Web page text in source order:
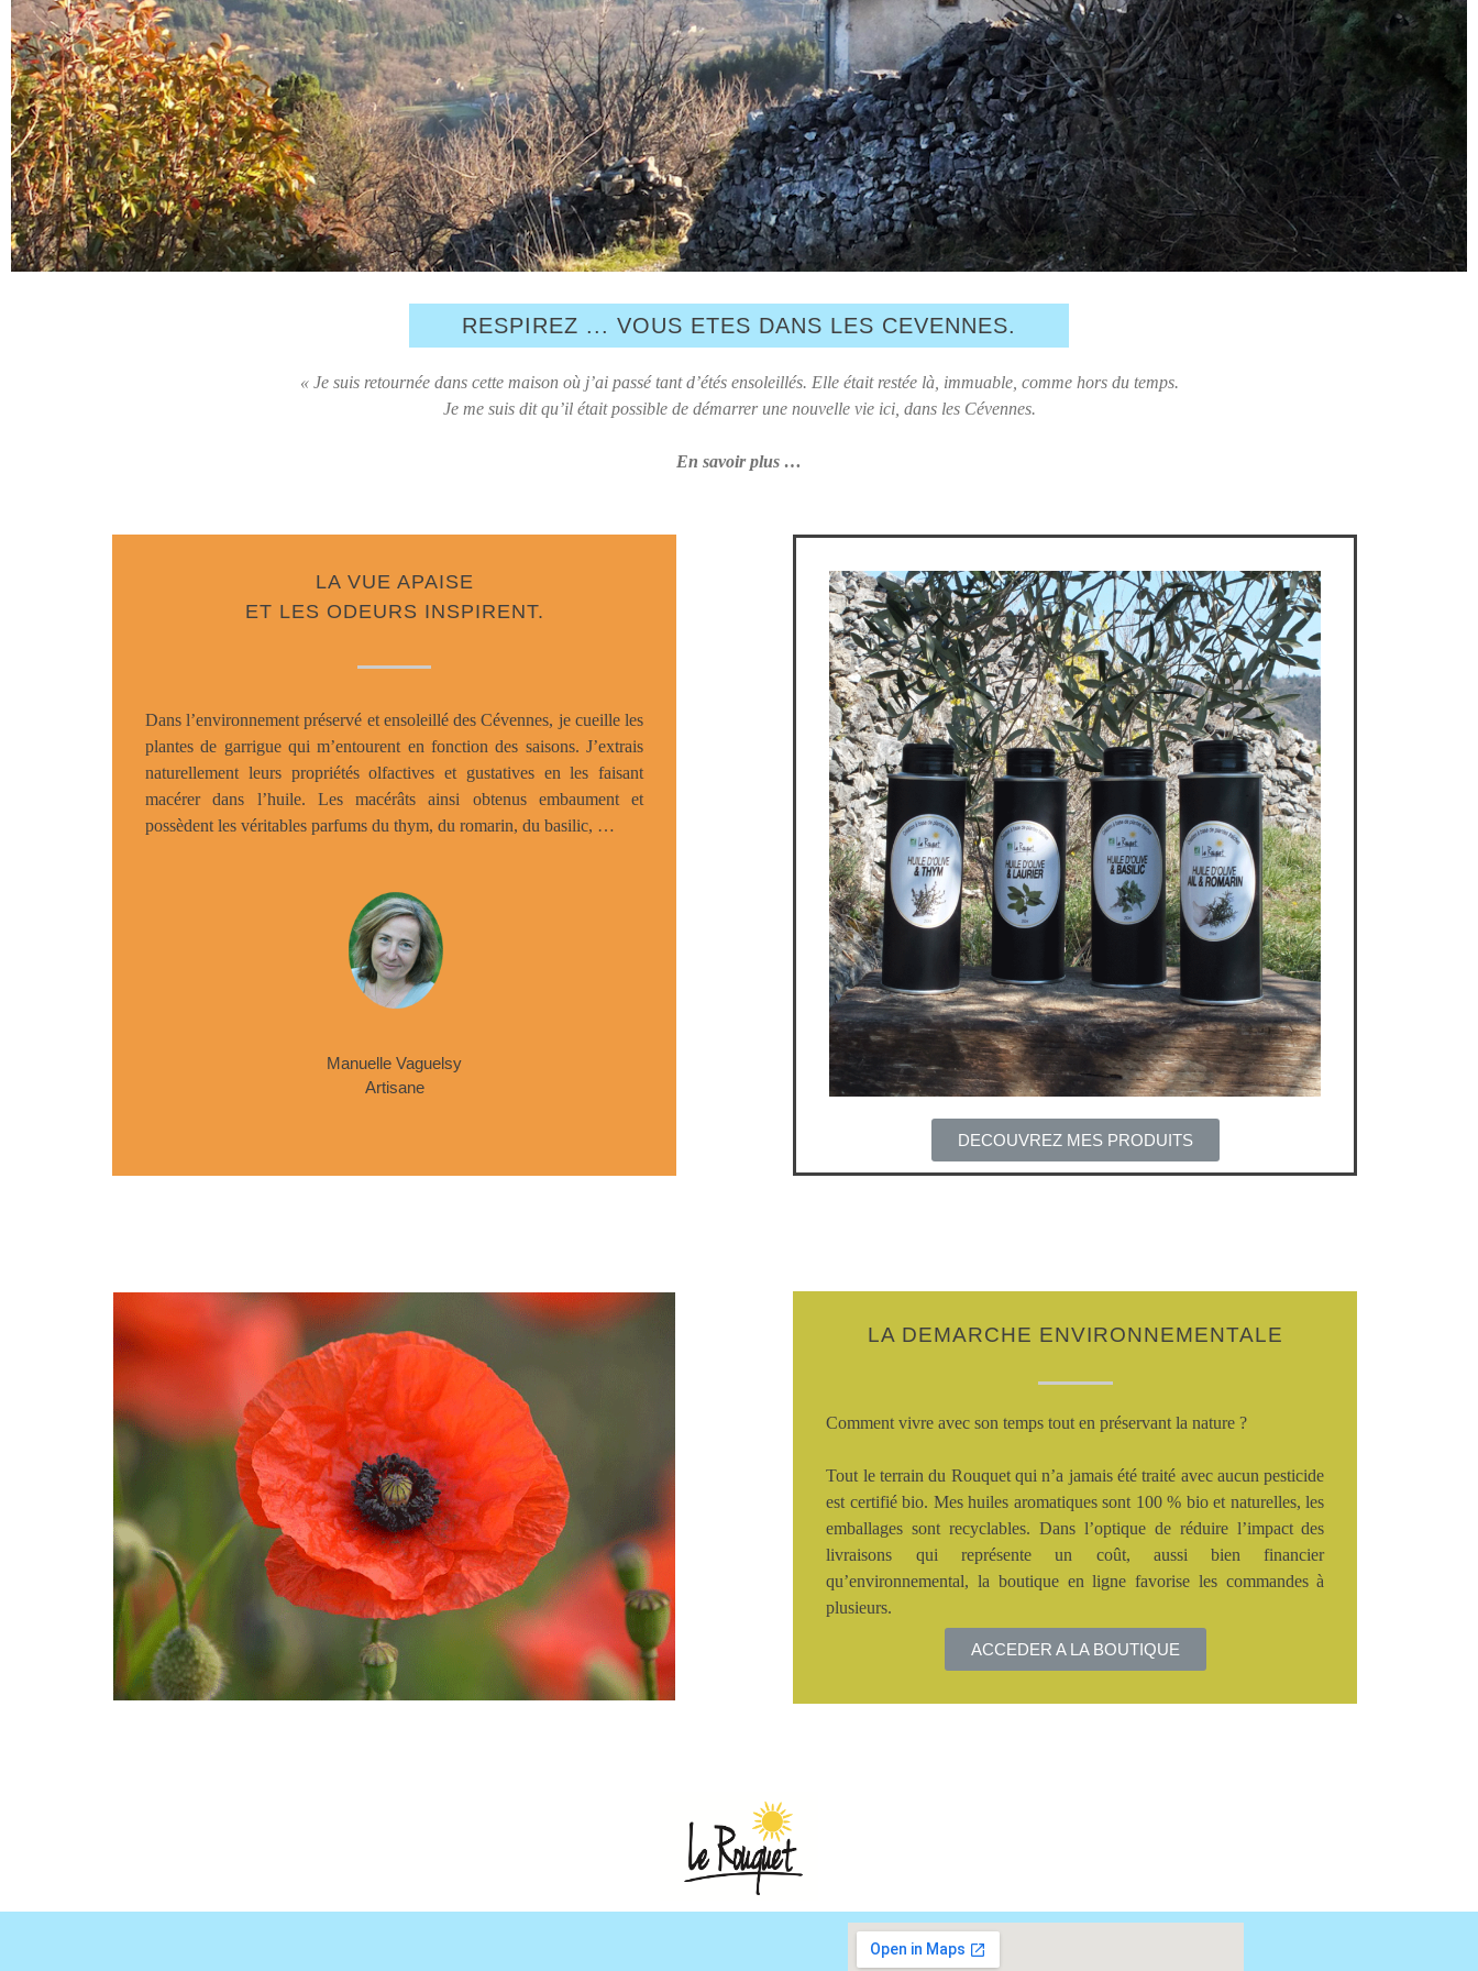
RESPIREZ ... VOUS ETES DANS LES CEVENNES.
« Je suis retournée dans cette maison où j’ai passé tant d’étés ensoleillés. Elle était restée là, immuable, comme hors du temps.
Je me suis dit qu’il était possible de démarrer une nouvelle vie ici, dans les Cévennes.
En savoir plus …
LA VUE APAISE
ET LES ODEURS INSPIRENT.
Dans l’environnement préservé et ensoleillé des Cévennes, je cueille les
plantes de garrigue qui m’entourent en fonction des saisons. J’extrais
naturellement leurs propriétés olfactives et gustatives en les faisant
macérer dans l’huile. Les macérâts ainsi obtenus embaument et
possèdent les véritables parfums du thym, du romarin, du basilic, …
Manuelle Vaguelsy
Artisane
DECOUVREZ MES PRODUITS
LA DEMARCHE ENVIRONNEMENTALE
Comment vivre avec son temps tout en préservant la nature ?
Tout le terrain du Rouquet qui n’a jamais été traité avec aucun pesticide
est certifié bio. Mes huiles aromatiques sont 100 % bio et naturelles, les
emballages sont recyclables. Dans l’optique de réduire l’impact des
livraisons qui représente un coût, aussi bien financier
qu’environnemental, la boutique en ligne favorise les commandes à
plusieurs.
ACCEDER A LA BOUTIQUE